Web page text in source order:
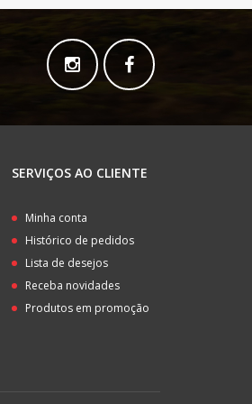
SERVIÇOS AO CLIENTE
Minha conta
Histórico de pedidos
Lista de desejos
Receba novidades
Produtos em promoção